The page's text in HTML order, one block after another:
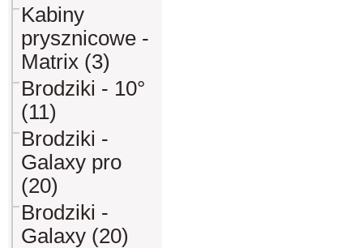
Kabiny
prysznicowe -
Matrix (3)
Brodziki - 10°
(11)
Brodziki -
Galaxy pro
(20)
Brodziki -
Galaxy (20)